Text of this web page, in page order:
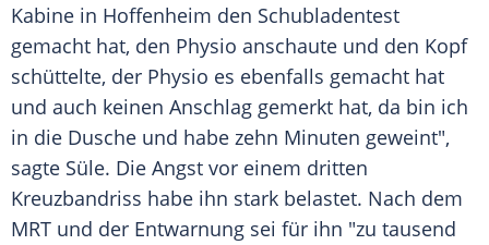
Kabine in Hoffenheim den Schubladentest
gemacht hat, den Physio anschaute und den Kopf
schüttelte, der Physio es ebenfalls gemacht hat
und auch keinen Anschlag gemerkt hat, da bin ich
in die Dusche und habe zehn Minuten geweint",
sagte Süle. Die Angst vor einem dritten
Kreuzbandriss habe ihn stark belastet. Nach dem
MRT und der Entwarnung sei für ihn "zu tausend